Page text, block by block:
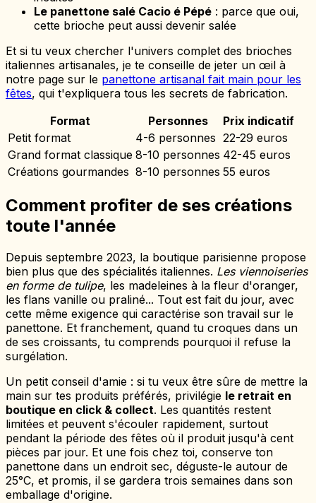
Le panettone salé Cacio é Pépé : parce que oui,
cette brioche peut aussi devenir salée
Et si tu veux chercher l'univers complet des brioches
italiennes artisanales, je te conseille de jeter un œil à
notre page sur le panettone artisanal fait main pour les
fêtes, qui t'expliquera tous les secrets de fabrication.
Format
Personnes
Prix indicatif
Petit format
4-6 personnes 22-29 euros
Grand format classique 8-10 personnes 42-45 euros
Créations gourmandes 8-10 personnes 55 euros
Comment profiter de ses créations
toute l'année
Depuis septembre 2023, la boutique parisienne propose
bien plus que des spécialités italiennes. Les viennoiseries
en forme de tulipe, les madeleines à la fleur d'oranger,
les flans vanille ou praliné... Tout est fait du jour, avec
cette même exigence qui caractérise son travail sur le
panettone. Et franchement, quand tu croques dans un
de ses croissants, tu comprends pourquoi il refuse la
surgélation.
Un petit conseil d'amie : si tu veux être sûre de mettre la
main sur tes produits préférés, privilégie le retrait en
boutique en click & collect. Les quantités restent
limitées et peuvent s'écouler rapidement, surtout
pendant la période des fêtes où il produit jusqu'à cent
pièces par jour. Et une fois chez toi, conserve ton
panettone dans un endroit sec, déguste-le autour de
25°C, et promis, il se gardera trois semaines dans son
emballage d'origine.